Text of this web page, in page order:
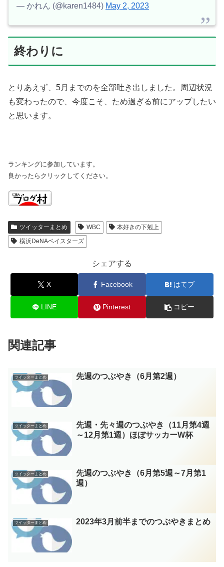
— かれん (@karen1484) May 2, 2023
終わりに
とりあえず、5月までのを全部吐き出しました。周辺状況
も変わったので、今度こそ、ため過ぎる前にアップしたい
と思います。
ランキングに参加しています。
良かったらクリックしてください。
ツイッターまとめ WBC
本好きの下剋上
横浜DeNAベイスターズ
シェアする
X Facebook はてブ
LINE Pinterest コピー
関連記事
ツイッターまとめ 先週のつぶやき（6月第2週）
ツイッターまとめ
先週・先々週のつぶやき（11月第4週
～12月第1週）ほぼサッカーW杯
ツイッターまとめ
先週のつぶやき（6月第5週～7月第1
週）
ツイッターまとめ 2023年3月前半までのつぶやきまとめ